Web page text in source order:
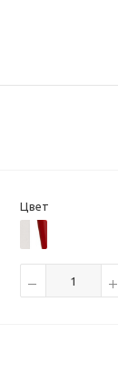
Цвет